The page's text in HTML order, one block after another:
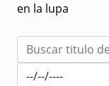
en la lupa